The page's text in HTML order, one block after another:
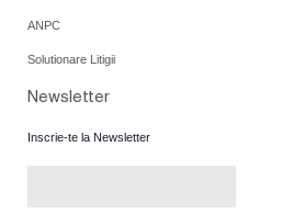
ANPC
Solutionare Litigii
Newsletter
Inscrie-te la Newsletter